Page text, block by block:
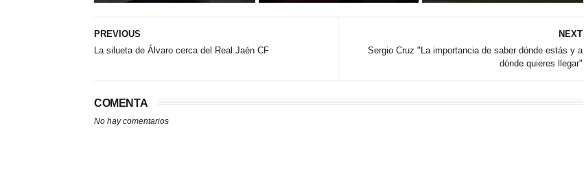
NEXT
Sergio Cruz "La importancia de saber dónde estás y a
dónde quieres llegar"
PREVIOUS
La silueta de Álvaro cerca del Real Jaén CF
COMENTA
No hay comentarios